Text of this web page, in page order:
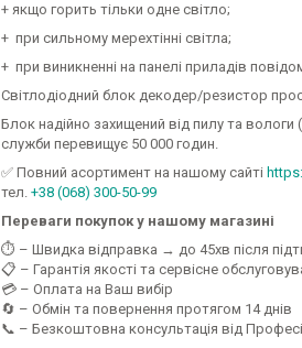
+ якщо горить тільки одне світло;
+ при сильному мерехтінні світла;
+ при виникненні на панелі приладів
Світлодіодний блок декодер/резистор
Блок надійно захищений від пилу та вологи
служби перевищує 50 000 годин.
✅ Повний асортимент на нашому сайті
тел. +38 (068) 300-50-99
Переваги покупок у нашому магазині
⏱️ – Швидка відправка → до 45хв після
📋 – Гарантія якості та сервісне
💳 – Оплата на Ваш вибір
🔄 – Обмін та повернення протягом 14 днів
📞 – Безкоштовна консультація від